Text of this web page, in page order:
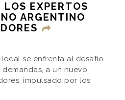
EXPERTOS
ARGENTINO
se enfrenta al desafío
a un nuevo
impulsado por los